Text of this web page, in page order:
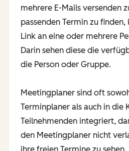
mehrere E-Mails versenden
passenden Termin zu finden,
Link an eine oder mehrere
Darin sehen diese die
die Person oder Gruppe.
Meetingplaner sind oft
Terminplaner als auch in die
Teilnehmenden integriert,
den Meetingplaner nicht